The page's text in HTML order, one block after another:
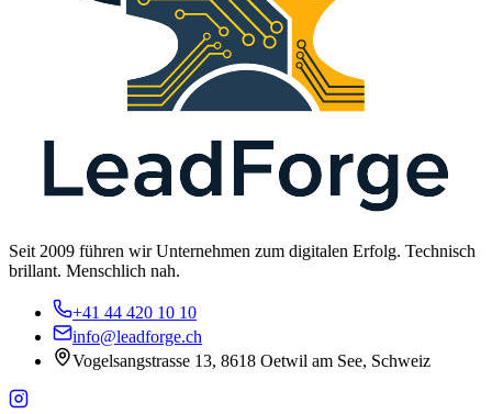
Seit 2009 führen wir Unternehmen zum digitalen Erfolg. Technisch
brillant. Menschlich nah.
+41 44 420 10 10
info@leadforge.ch
Vogelsangstrasse 13, 8618 Oetwil am See, Schweiz